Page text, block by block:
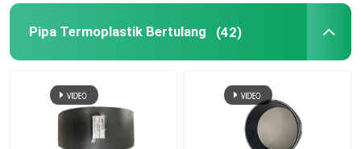
Pipa Termoplastik Bertulang (42)